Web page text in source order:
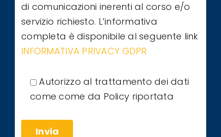
di comunicazioni inerenti al corso e/o
servizio richiesto. L’informativa
completa è disponibile al seguente link
INFORMATIVA PRIVACY GDPR
Autorizzo al trattamento dei dati
come come da Policy riportata